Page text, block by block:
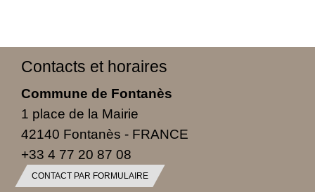
Contacts et horaires
Commune de Fontanès
1 place de la Mairie
42140 Fontanès - FRANCE
+33 4 77 20 87 08
CONTACT PAR FORMULAIRE